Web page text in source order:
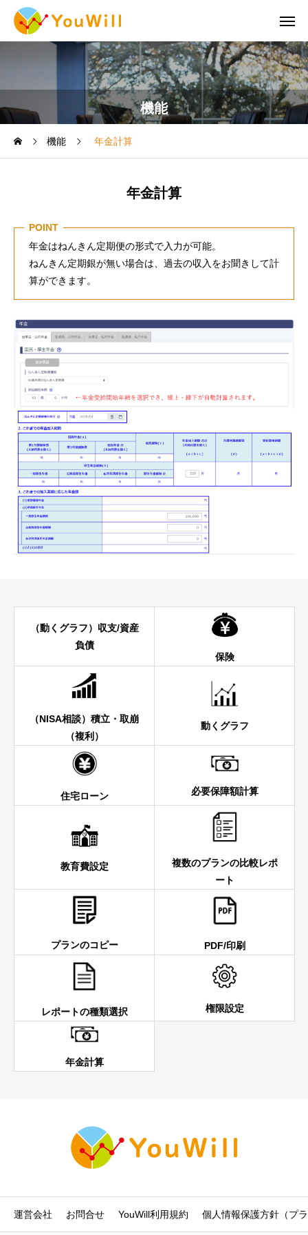
機能
機能 年金計算
年金計算
POINT
年金はねんきん定期便の形式で入力が可能。
ねんきん定期銀が無い場合は、過去の収入をお聞きして計
算ができます。
（動くグラフ）収支/資産
負債
保険
（NISA相談）積立・取崩
（複利）
動くグラフ
住宅ローン 必要保障額計算
教育費設定
複数のプランの比較レポ
ート
プランのコピー PDF/印刷
レポートの種類選択 権限設定
年金計算
運営会社 お問合せ YouWill利用規約 個人情報保護方針（プ